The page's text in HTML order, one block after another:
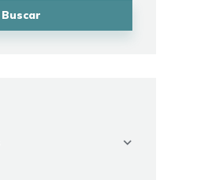
Buscar